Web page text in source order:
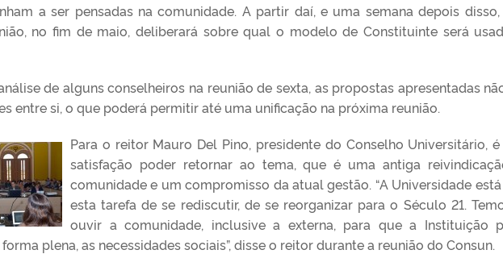
a ser pensadas na comunidade. A partir daí, e uma semana depois
no fim de maio, deliberará sobre qual o modelo de Constituinte será
de alguns conselheiros na reunião de sexta, as propostas apresentadas
entre si, o que poderá permitir até uma unificação na próxima reunião.
Para o reitor Mauro Del Pino, presidente do Conselho Universitário,
satisfação poder retornar ao tema, que é uma antiga
comunidade e um compromisso da atual gestão. “A Universidade
esta tarefa de se rediscutir, de se reorganizar para o Século 21.
ouvir a comunidade, inclusive a externa, para que a Instituição
plena, as necessidades sociais”, disse o reitor durante a reunião do Consun.